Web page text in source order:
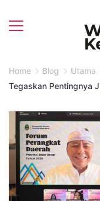
to
Home Blog Utama
Tegaskan Pentingnya